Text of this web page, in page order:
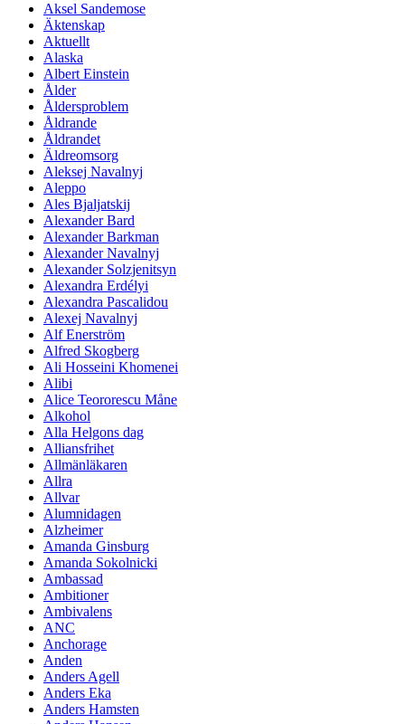
Aksel Sandemose
Äktenskap
Aktuellt
Alaska
Albert Einstein
Ålder
Åldersproblem
Åldrande
Åldrandet
Äldreomsorg
Aleksej Navalnyj
Aleppo
Ales Bjaljatskij
Alexander Bard
Alexander Barkman
Alexander Navalnyj
Alexander Solzjenitsyn
Alexandra Erdélyi
Alexandra Pascalidou
Alexej Navalnyj
Alf Enerström
Alfred Skogberg
Ali Hosseini Khomenei
Alibi
Alice Teororescu Måne
Alkohol
Alla Helgons dag
Alliansfrihet
Allmänläkaren
Allra
Allvar
Alumnidagen
Alzheimer
Amanda Ginsburg
Amanda Sokolnicki
Ambassad
Ambitioner
Ambivalens
ANC
Anchorage
Anden
Anders Agell
Anders Eka
Anders Hamsten